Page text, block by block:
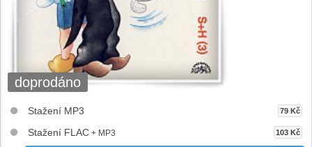
doprodáno
Stažení MP3 79 Kč
Stažení FLAC + MP3 103 Kč